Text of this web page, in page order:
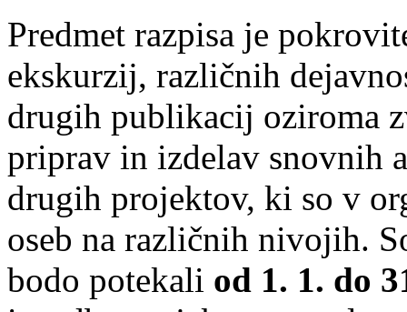
Predmet razpisa je
ekskurzij, različnih
drugih publikacij oziroma
priprav in izdelav snovnih
drugih projektov, ki so v
oseb na različnih nivojih.
bodo potekali od 1. 1. do